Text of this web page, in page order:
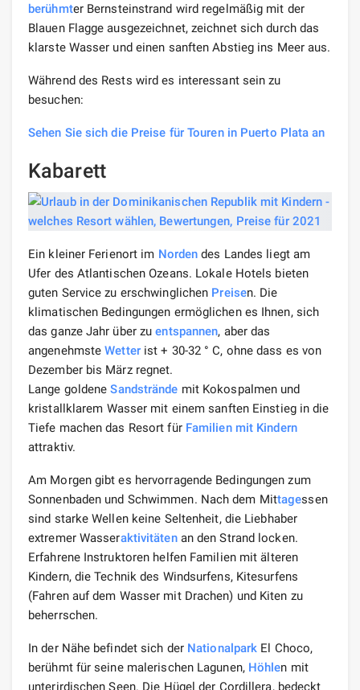
berühmter Bernsteinstrand wird regelmäßig mit der
Blauen Flagge ausgezeichnet, zeichnet sich durch das
klarste Wasser und einen sanften Abstieg ins Meer aus.
Während des Rests wird es interessant sein zu
besuchen:
Sehen Sie sich die Preise für Touren in Puerto Plata an
Kabarett
Ein kleiner Ferienort im Norden des Landes liegt am
Ufer des Atlantischen Ozeans. Lokale Hotels bieten
guten Service zu erschwinglichen Preisen. Die
klimatischen Bedingungen ermöglichen es Ihnen, sich
das ganze Jahr über zuentspannen, aber das
angenehmsteWetterist + 30-32 ° C, ohne dass es von
Dezember bis März regnet.
Lange goldeneSandstrände mit Kokospalmen und
kristallklarem Wasser mit einem sanften Einstieg in die
Tiefe machen das Resort für Familien mit Kindern
attraktiv.
Am Morgen gibt es hervorragende Bedingungen zum
Sonnenbaden und Schwimmen. Nach dem Mittagessen
sind starke Wellen keine Seltenheit, die Liebhaber
extremer Wasseraktivitätenan den Strand locken.
Erfahrene Instruktoren helfen Familien mit älteren
Kindern, die Technik des Windsurfens, Kitesurfens
(Fahren auf dem Wasser mit Drachen) und Kiten zu
beherrschen.
In der Nähe befindet sich der Nationalpark El Choco,
berühmt für seine malerischen Lagunen, Höhlen mit
unterirdischen Seen. Die Hügel der Cordillera, bedeckt